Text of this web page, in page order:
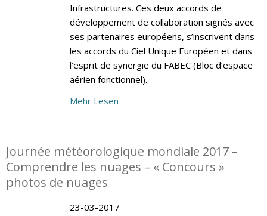
Infrastructures. Ces deux accords de
développement de collaboration signés avec
ses partenaires européens, s’inscrivent dans
les accords du Ciel Unique Européen et dans
l’esprit de synergie du FABEC (Bloc d’espace
aérien fonctionnel).
Mehr Lesen
Journée météorologique mondiale 2017 –
Comprendre les nuages – « Concours »
photos de nuages
23-03-2017